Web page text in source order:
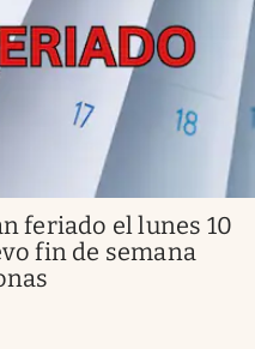
feriado el lunes 10
fin de semana